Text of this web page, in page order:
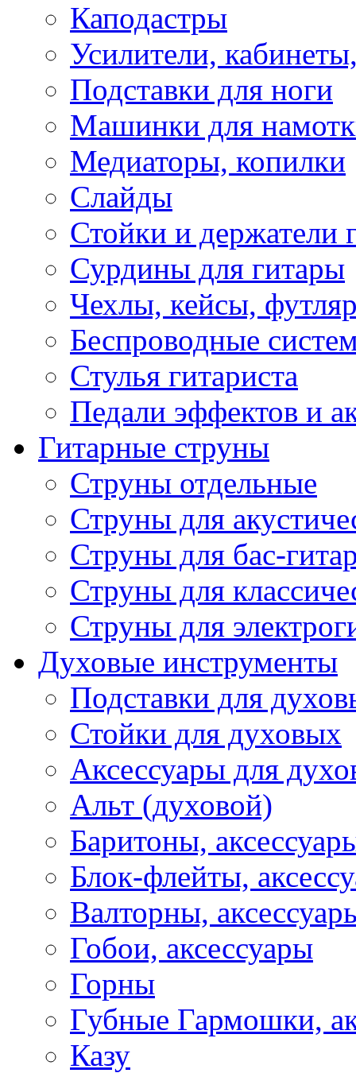
Каподастры
Усилители,
Подставки для ноги
Машинки для
Медиаторы, копилки
Слайды
Стойки и держатели
Сурдины для гитары
Чехлы, кейсы,
Беспроводные
Стулья гитариста
Педали эффектов и
Гитарные струны
Струны отдельные
Струны для
Струны для бас-
Струны для
Струны для
Духовые инструменты
Подставки для
Стойки для духовых
Аксессуары для
Альт (духовой)
Баритоны,
Блок-флейты,
Валторны,
Гобои, аксессуары
Горны
Губные Гармошки,
Казу